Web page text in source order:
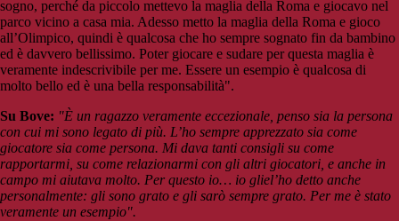
sogno, perché da piccolo mettevo la maglia della Roma e giocavo nel
parco vicino a casa mia. Adesso metto la maglia della Roma e gioco
all’Olimpico, quindi è qualcosa che ho sempre sognato fin da bambino
ed è davvero bellissimo. Poter giocare e sudare per questa maglia è
veramente indescrivibile per me. Essere un esempio è qualcosa di
molto bello ed è una bella responsabilità".
Su Bove: "È un ragazzo veramente eccezionale, penso sia la persona
con cui mi sono legato di più. L’ho sempre apprezzato sia come
giocatore sia come persona. Mi dava tanti consigli su come
rapportarmi, su come relazionarmi con gli altri giocatori, e anche in
campo mi aiutava molto. Per questo io… io gliel’ho detto anche
personalmente: gli sono grato e gli sarò sempre grato. Per me è stato
veramente un esempio".